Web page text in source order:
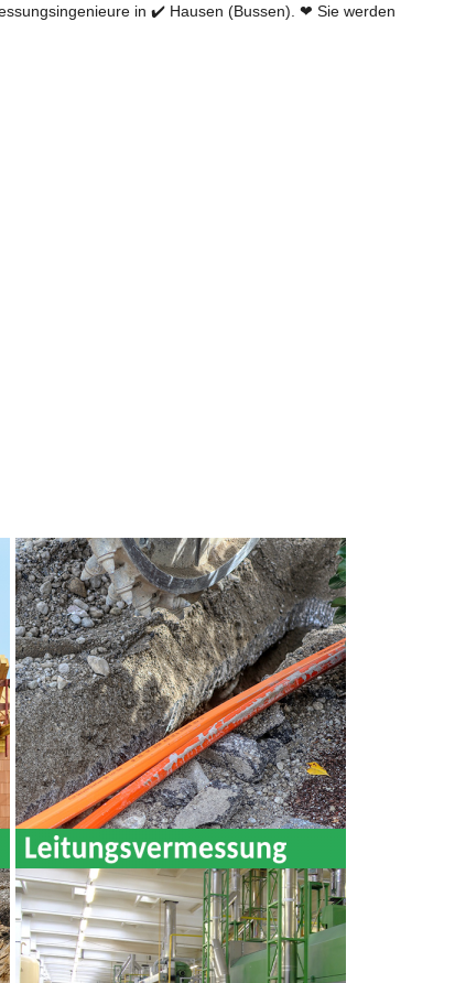
in ✔️ Hausen (Bussen). ❤ Sie werden